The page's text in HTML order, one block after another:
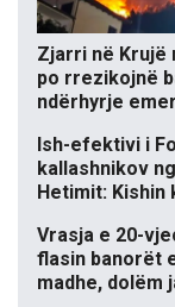
Zjarri në
po rrezikojnë
ndërhyrje
Ish-efektivi i
kallashnikov
Hetimit:
Vrasja e 20-
flasin banorët
madhe, dolëm